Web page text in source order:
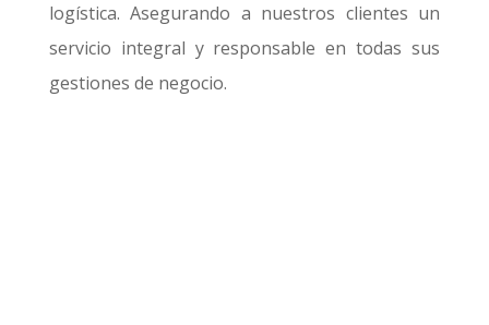
logística. Asegurando a nuestros clientes un
servicio integral y responsable en todas sus
gestiones de negocio.